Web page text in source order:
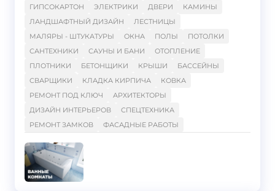
ГИПСОКАРТОН
ЭЛЕКТРИКИ ДВЕРИ
КАМИНЫ
ЛАНДШАФТНЫЙ ДИЗАЙН
ЛЕСТНИЦЫ
МАЛЯРЫ - ШТУКАТУРЫ
ОКНА ПОЛЫ
ПОТОЛКИ
САНТЕХНИКИ
САУНЫ И БАНИ
ОТОПЛЕНИЕ
ПЛОТНИКИ
БЕТОНЩИКИ КРЫШИ
БАССЕЙНЫ
СВАРЩИКИ
КЛАДКА КИРПИЧА
КОВКА
РЕМОНТ ПОД КЛЮЧ
АРХИТЕКТОРЫ
ДИЗАЙН ИНТЕРЬЕРОВ
СПЕЦТЕХНИКА
РЕМОНТ ЗАМКОВ
ФАСАДНЫЕ РАБОТЫ